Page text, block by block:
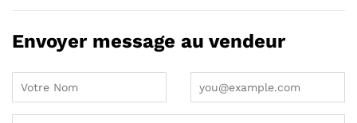
Envoyer message au vendeur